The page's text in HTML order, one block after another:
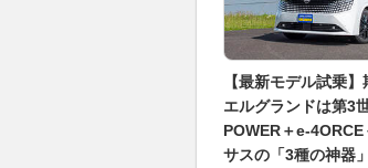
【最新モデル試乗
エルグランドは第3
POWER＋e-
サスの「3種の神器